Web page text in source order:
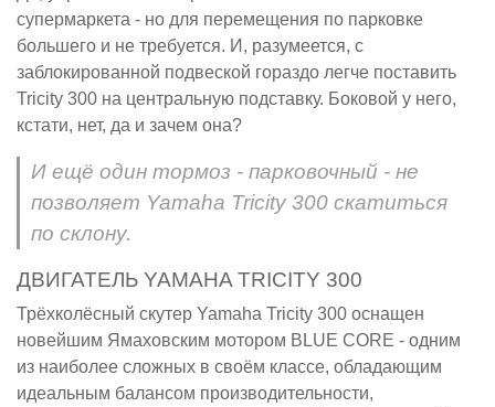
супермаркета - но для перемещения по парковке
большего и не требуется. И, разумеется, с
заблокированной подвеской гораздо легче поставить
Tricity 300 на центральную подставку. Боковой у него,
кстати, нет, да и зачем она?
И ещё один тормоз - парковочный - не
позволяет Yamaha Tricity 300 скатиться
по склону.
ДВИГАТЕЛЬ YAMAHA TRICITY 300
Трёхколёсный скутер Yamaha Tricity 300 оснащен
новейшим Ямаховским мотором BLUE CORE - одним
из наиболее сложных в своём классе, обладающим
идеальным балансом производительности,